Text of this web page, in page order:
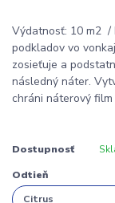
Výdatnosť: 10 m2 /
podkladov vo
zosieťuje a
následný náter.
chráni náterový
Dostupnosť
Odtieň